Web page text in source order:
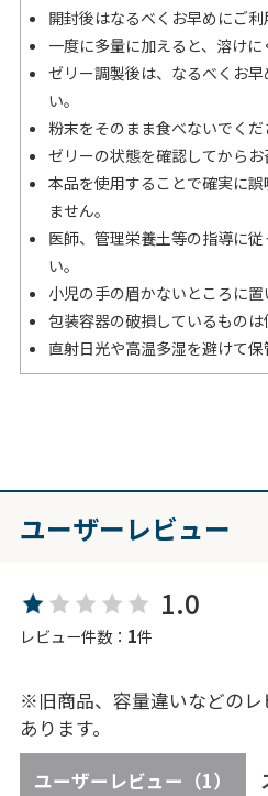
開封後はなるべくお早めにご利
一度に多量に加えると、溶けに
ゼリー調製後は、なるべくお
い。
粉末をそのまま食べないでくだ
ゼリーの状態を確認してからお
本品を使用することで確実に
ません。
医師、管理栄養土等の指導に
い。
小児の手の眉かないところに置
包装容器の破損しているものは
直射日光や高温多湿を避けて保
ユーザーレビュー
1.0
レビュー件数： 1件
※旧商品、容量違いなどの
あります。
ユーザーレビュー （1）